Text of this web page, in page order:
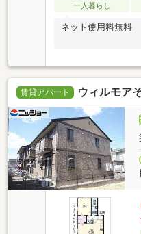
一人暮らし
ネット使用料無料
賃貸アパート ウィルモア